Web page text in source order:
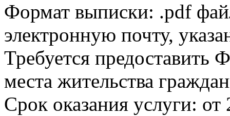
Формат выписки: .pdf
электронную почту,
Требуется
места жительства
Срок оказания услуги: от